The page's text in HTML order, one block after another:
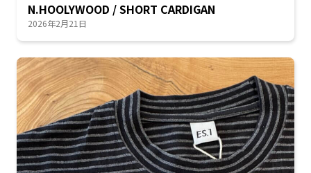
N.HOOLYWOOD / SHORT CARDIGAN
2026年2月21日